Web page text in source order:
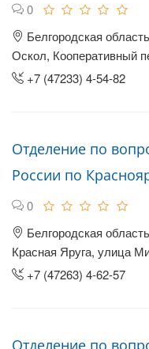
0
Белгородская
Оскол, Кооперативный
+7 (47233) 4-54-82
Отделение по
России по
0
Белгородская
Красная Яруга, улица
+7 (47263) 4-62-57
Отделение по